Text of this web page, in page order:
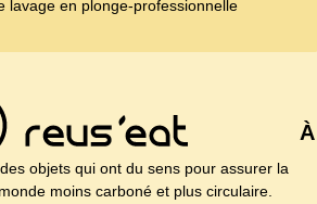
lavage en plonge-professionnelle
objets qui ont du sens pour assurer la
moins carboné et plus circulaire.